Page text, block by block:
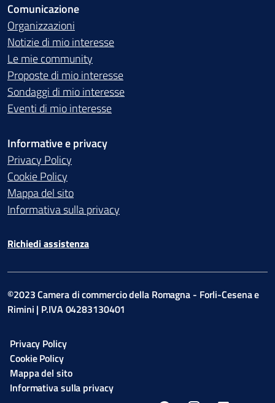
Comunicazione
Organizzazioni
Notizie di mio interesse
Le mie community
Proposte di mio interesse
Sondaggi di mio interesse
Eventi di mio interesse
Informative e privacy
Privacy Policy
Cookie Policy
Mappa del sito
Informativa sulla privacy
Richiedi assistenza
©2023 Camera di commercio della Romagna - Forli-Cesena e
Rimini | P.IVA 04283130401
Privacy Policy
Cookie Policy
Mappa del sito
Informativa sulla privacy